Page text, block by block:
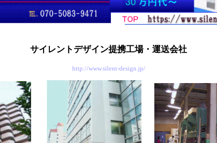
サイレントデザイン提携工場・運送会社
http://www.silent-design.jp/